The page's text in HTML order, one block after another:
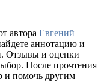
автора Евгений
аннотацию и
Отзывы и оценки
После прочтения
и помочь другим